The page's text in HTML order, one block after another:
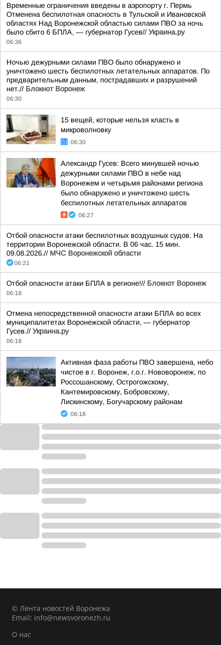
Временные ограничения введены в аэропорту г. Пермь
Отменена беспилотная опасность в Тульской и Ивановской
областях Над Воронежской областью силами ПВО за ночь
было сбито 6 БПЛА, — губернатор Гусев// Украина.ру
06:36
Ночью дежурными силами ПВО было обнаружено и
уничтожено шесть беспилотных летательных аппаратов. По
предварительным данным, пострадавших и разрушений
нет.// Блокнот Воронеж
06:30
15 вещей, которые нельзя класть в
микроволновку
06:30
Александр Гусев: Всего минувшей ночью
дежурными силами ПВО в небе над
Воронежем и четырьмя районами региона
было обнаружено и уничтожено шесть
беспилотных летательных аппаратов
06:27
Отбой опасности атаки беспилотных воздушных судов. На
территории Воронежской области. В 06 час. 15 мин.
09.08.2026.// МЧС Воронежской области
06:21
Отбой опасности атаки БПЛА в регионе!// Блокнот Воронеж
06:18
Отмена непосредственной опасности атаки БПЛА во всех
муниципалитетах Воронежской области, — губернатор
Гусев.// Украина.ру
06:18
Активная фаза работы ПВО завершена, небо
чистое в г. Воронеж, г.о.г. Нововоронеж, по
Россошанскому, Острогожскому,
Кантемировскому, Бобровскому,
Лискинскому, Богучарскому районам
06:18
© Лента новостей Воронежа
Email: info@newsvoronezh.ru
О нас